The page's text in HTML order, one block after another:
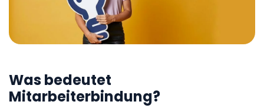
Was bedeutet
Mitarbeiterbindung?